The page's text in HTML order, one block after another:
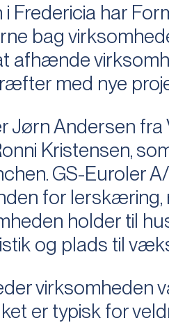
Fredericia har
bag
afhænde
med nye
Andersen fra
Kristensen,
GS-Euroler
for lerskæring,
holder til
og plads til
virksomheden
er typisk for